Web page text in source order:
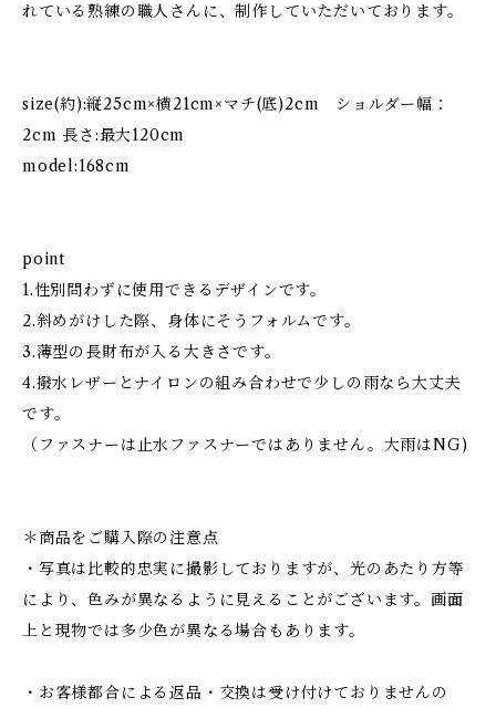
れている熟練の職人さんに、制作していただいております。
size(約):縦25cm​×横21cm×マチ(底)2cm ショルダー幅：
2cm 長さ:最大120cm
model:168cm
point
1.性別問わずに使用できるデザインです。
2.斜めがけした際、身体にそうフォルムです。
3.薄型の長財布が入る大きさです。
4.撥水レザーとナイロンの組み合わせで少しの雨なら大丈夫
です。
（ファスナーは止水ファスナーではありません。大雨はNG)
＊商品をご購入際の注意点
・写真は比較的忠実に撮影しておりますが、光のあたり方等
により、色みが異なるように見えることがございます。画面
上と現物では多少色が異なる場合もあります。
・お客様都合による返品・交換は受け付けておりませんの